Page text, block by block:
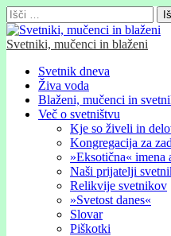
Išči:
Svetniki, mučenci in blaženi
Glavni
meni
Skip
content
Svetnik dneva
Živa voda
Blaženi, mučenci in
Več o svetništvu
Kje so živeli in
Kongregacija za
»Eksotična«
Naši prijatelji
Relikvije svetnikov
»Svetost danes«
Slovar
Piškotki